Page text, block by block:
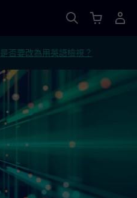
是否要改為用英語檢視？